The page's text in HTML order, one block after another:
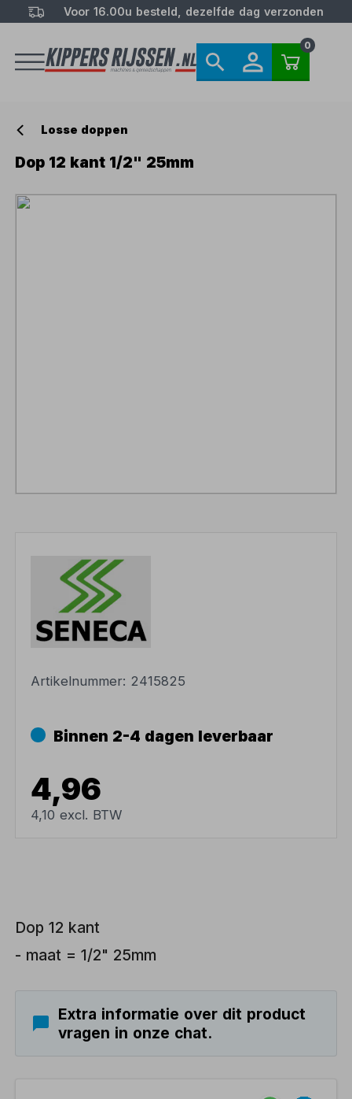
Voor 16.00u besteld, dezelfde dag verzonden
0
Losse doppen
Dop 12 kant 1/2" 25mm
Artikelnummer: 2415825
Binnen 2-4 dagen leverbaar
4,96
4,10 excl. BTW
Dop 12 kant
- maat = 1/2" 25mm
Extra informatie over dit product
vragen in onze chat.